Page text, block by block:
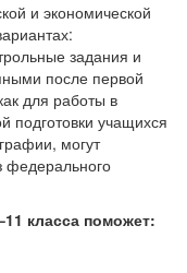
и экономической
задания и
после первой
для работы в
подготовки учащихся
могут
федерального
класса поможет: